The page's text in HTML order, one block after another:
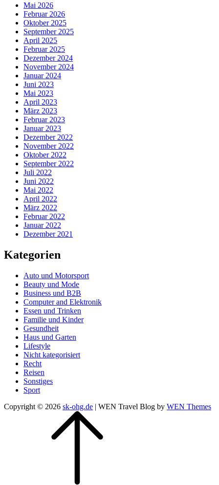
Mai 2026
Februar 2026
Oktober 2025
September 2025
April 2025
Februar 2025
Dezember 2024
November 2024
Januar 2024
Juni 2023
Mai 2023
April 2023
März 2023
Februar 2023
Januar 2023
Dezember 2022
November 2022
Oktober 2022
September 2022
Juli 2022
Juni 2022
Mai 2022
April 2022
März 2022
Februar 2022
Januar 2022
Dezember 2021
Kategorien
Auto und Motorsport
Beauty und Mode
Business und B2B
Computer and Elektronik
Essen und Trinken
Familie und Kinder
Gesundheit
Haus und Garten
Lifestyle
Nicht kategorisiert
Recht
Reisen
Sonstiges
Sport
Copyright © 2026 sk-ohg.de | WEN Travel Blog by WEN Themes